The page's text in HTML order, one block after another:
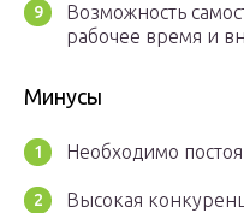
Возможность
рабочее время и
Минусы
Необходимо
Высокая